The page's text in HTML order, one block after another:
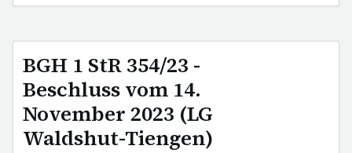
BGH 1 StR 354/23 -
Beschluss vom 14.
November 2023 (LG
Waldshut-Tiengen)